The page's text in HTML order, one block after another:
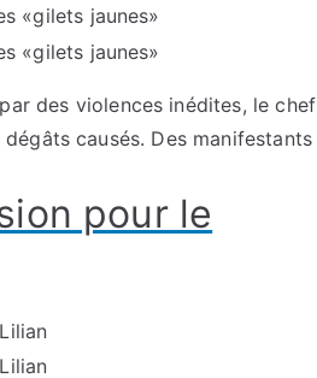
des violences inédites, le chef
causés. Des manifestants
pour le